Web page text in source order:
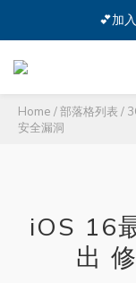
💕加
Home /部落格列表 /
安全漏洞
iOS 16
出